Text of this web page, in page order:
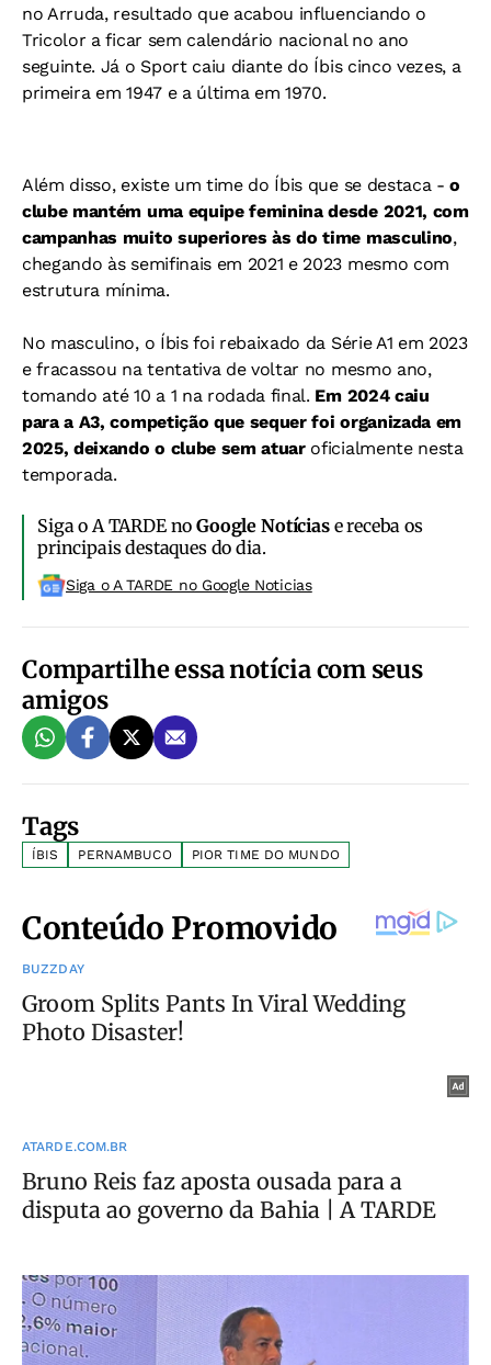
no Arruda, resultado que acabou influenciando o
Tricolor a ficar sem calendário nacional no ano
seguinte. Já o Sport caiu diante do Íbis cinco vezes, a
primeira em 1947 e a última em 1970.
Além disso, existe um time do Íbis que se destaca - o
clube mantém uma equipe feminina desde 2021, com
campanhas muito superiores às do time masculino,
chegando às semifinais em 2021 e 2023 mesmo com
estrutura mínima.
No masculino, o Íbis foi rebaixado da Série A1 em 2023
e fracassou na tentativa de voltar no mesmo ano,
tomando até 10 a 1 na rodada final. Em 2024 caiu
para a A3, competição que sequer foi organizada em
2025, deixando o clube sem atuaroficialmente nesta
temporada.
Siga o A TARDE noGoogle Notíciase receba os
principais destaques do dia.
Siga o A TARDE no Google Noticias
Compartilhe essa notícia com seus
amigos
Tags
ÍBIS PERNAMBUCO PIOR TIME DO MUNDO